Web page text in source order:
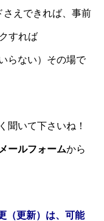
えできれば、事前
すれば
らない）その場で
聞いて下さいね！
ールフォームから
（更新）は、可能